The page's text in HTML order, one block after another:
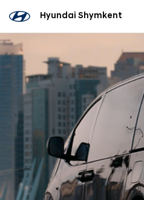
Hyundai Shymkent